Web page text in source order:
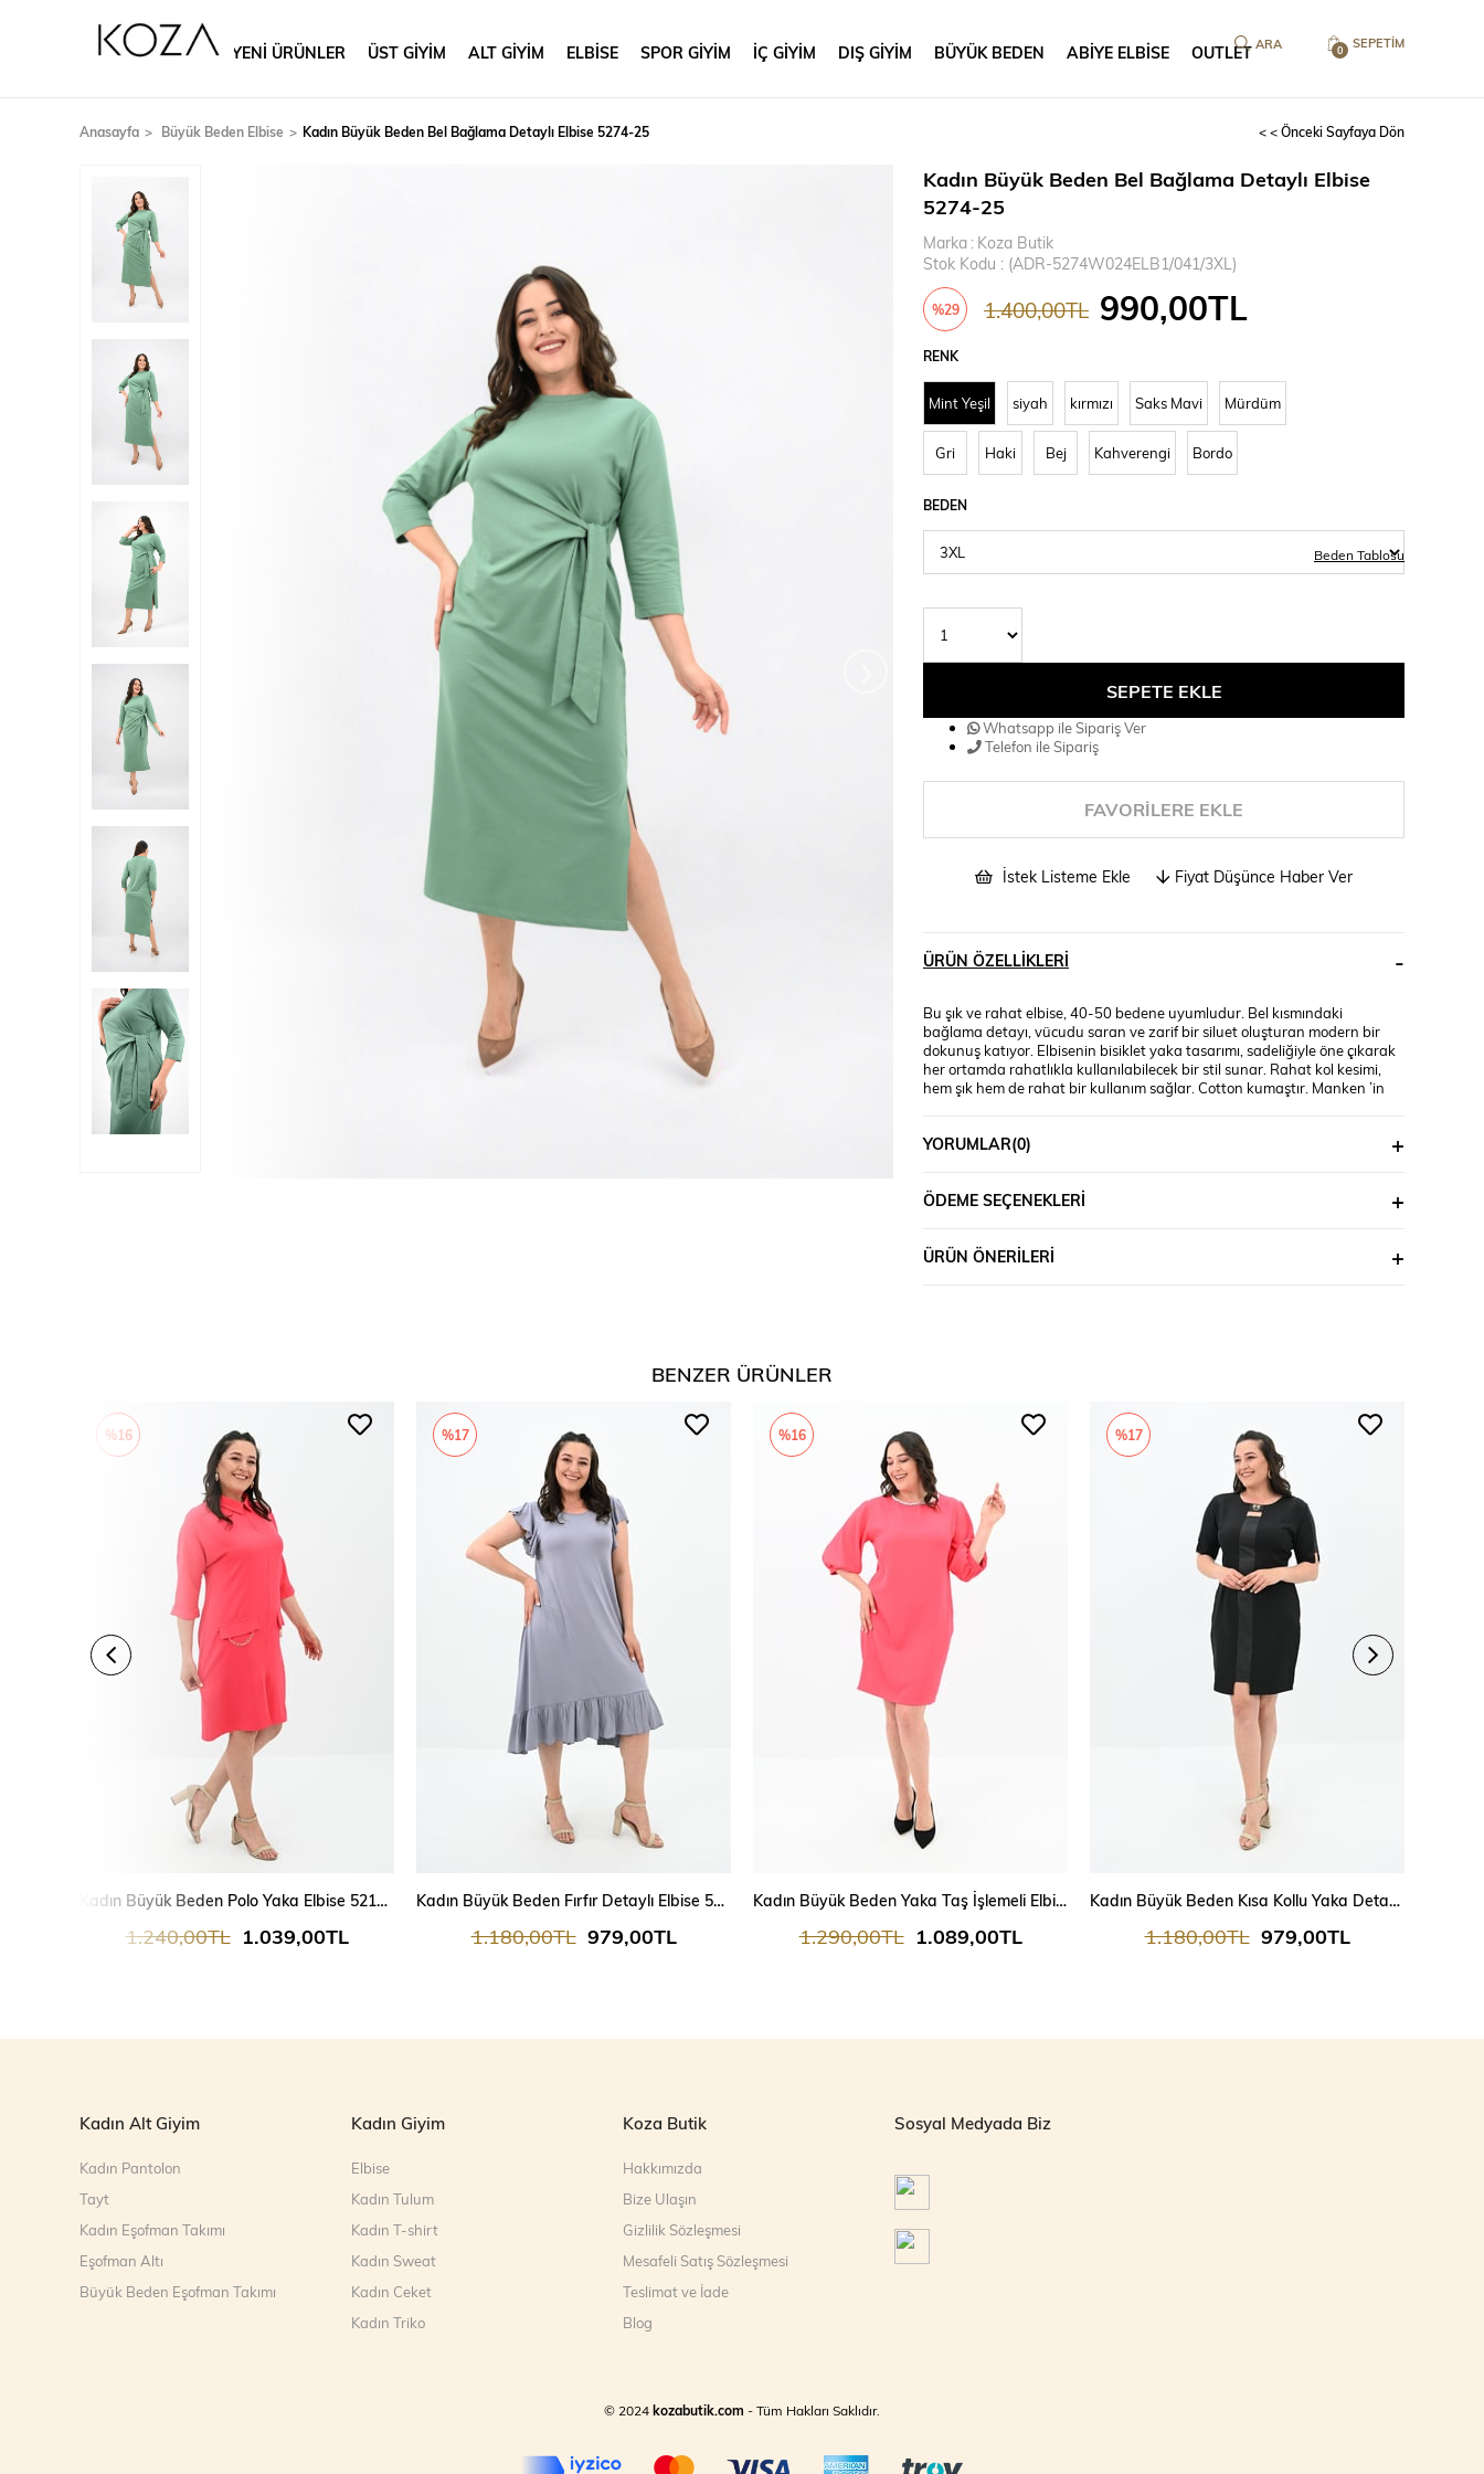
SEPETIM
0
YENİ ÜRÜNLER ÜST GİYİM ALT GİYİM ELBİSE SPOR GİYİM İÇ GİYİM DIŞ GİYİM BÜYÜK BEDEN ABİYE ELBİSE OUTLET
Anasayfa Büyük Beden Elbise Kadın Büyük Beden Bel Bağlama Detaylı Elbise 5274-25 < < Önceki Sayfaya Dön
Kadın Büyük Beden Bel Bağlama Detaylı Elbise
5274-25
Marka : Koza Butik
Stok Kodu
(ADR-5274W024ELB1/041/3XL)
%29
İndirim
1.400,00TL 990,00TL
RENK
Mint Yeşil siyah kırmızı Saks Mavi Mürdüm
Gri Haki Bej Kahverengi Bordo
BEDEN
Beden Tablosu
Whatsapp ile Sipariş Ver
Telefon ile Sipariş
FAVORILERE EKLE
İstek Listeme Ekle Fiyat Düşünce Haber Ver
ÜRÜN ÖZELLIKLERI
Bu şık ve rahat elbise, 40-50 bedene uyumludur. Bel kısmındaki
bağlama detayı, vücudu saran ve zarif bir siluet oluşturan modern bir
dokunuş katıyor. Elbisenin bisiklet yaka tasarımı, sadeliğiyle öne çıkarak
her ortamda rahatlıkla kullanılabilecek bir stil sunar. Rahat kol kesimi,
hem şık hem de rahat bir kullanım sağlar. Cotton kumaştır. Manken ’in
: 125 cm’dir. Göğüs : 53 cm’dir Kumaş İçeriği : %80 pamuk %15 polyester
YORUMLAR(0)
ÖDEME SEÇENEKLERI
ÜRÜN ÖNERILERI
BENZER ÜRÜNLER
Kadın Büyük Beden Polo Yaka Elbise 5214-24
1.039,00TL
1.240,00TL
%16
Kadın Büyük Beden Fırfır Detaylı Elbise 5176-23
979,00TL
1.180,00TL
%17
Kadın Büyük Beden Yaka Taş İşlemeli Elbise 5211-24
1.089,00TL
1.290,00TL
%16
Kadın Büyük Beden Kısa Kollu Yaka Detaylı Elbise 5213-24
979,00TL
1.180,00TL
%17
Kadın Alt Giyim
Kadın Pantolon
Tayt
Kadın Eşofman Takımı
Eşofman Altı
Büyük Beden Eşofman Takımı
Kadın Giyim
Elbise
Kadın Tulum
Kadın T-shirt
Kadın Sweat
Kadın Ceket
Kadın Triko
Koza Butik
Hakkımızda
Bize Ulaşın
Gizlilik Sözleşmesi
Mesafeli Satış Sözleşmesi
Teslimat ve İade
Blog
Sosyal Medyada Biz
© 2024kozabutik.com - Tüm Hakları Saklıdır.